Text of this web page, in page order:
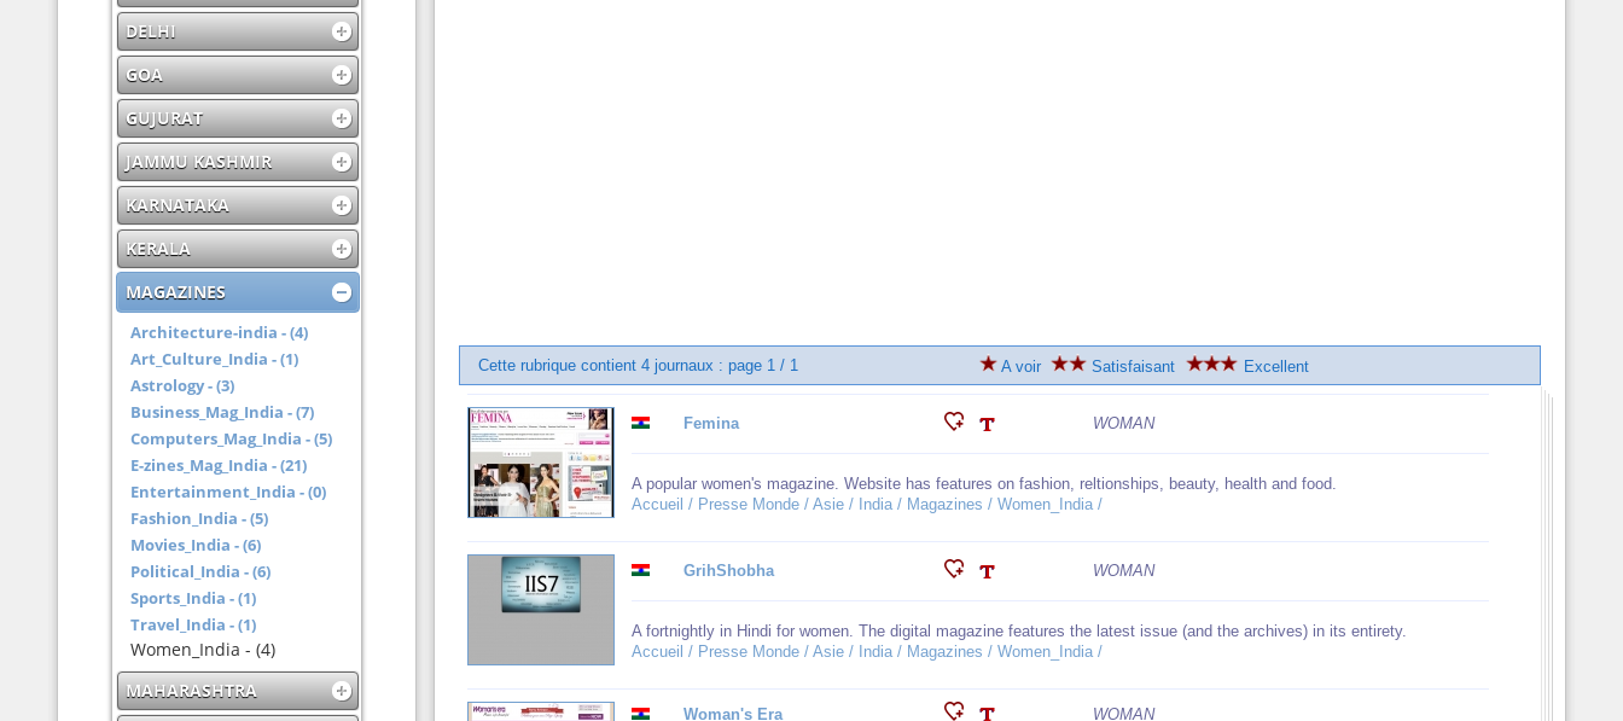
Cette rubrique contient 4 journaux : page 1 / 1 A voir Satisfaisant Excellent
Femina WOMAN
A popular women's magazine. Website has features on fashion, reltionships, beauty, health and food.
Accueil / Presse Monde / Asie / India / Magazines / Women_India /
GrihShobha WOMAN
A fortnightly in Hindi for women. The digital magazine features the latest issue (and the archives) in its entirety.
Accueil / Presse Monde / Asie / India / Magazines / Women_India /
Woman's Era WOMAN
DELHI
GOA
GUJURAT
JAMMU KASHMIR
KARNATAKA
KERALA
MAGAZINES
Architecture-india - (4)
Art_Culture_India - (1)
Astrology - (3)
Business_Mag_India - (7)
Computers_Mag_India - (5)
E-zines_Mag_India - (21)
Entertainment_India - (0)
Fashion_India - (5)
Movies_India - (6)
Political_India - (6)
Sports_India - (1)
Travel_India - (1)
Women_India - (4)
MAHARASHTRA